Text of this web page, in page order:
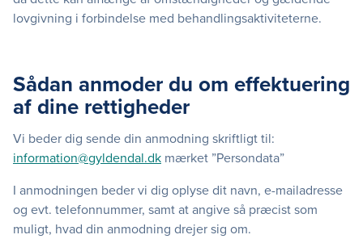
lovgivning i forbindelse med behandlingsaktiviteterne.
Sådan anmoder du om effektuering
af dine rettigheder
Vi beder dig sende din anmodning skriftligt til:
information@gyldendal.dk mærket ”Persondata”
I anmodningen beder vi dig oplyse dit navn, e-mailadresse
og evt. telefonnummer, samt at angive så præcist som
muligt, hvad din anmodning drejer sig om.